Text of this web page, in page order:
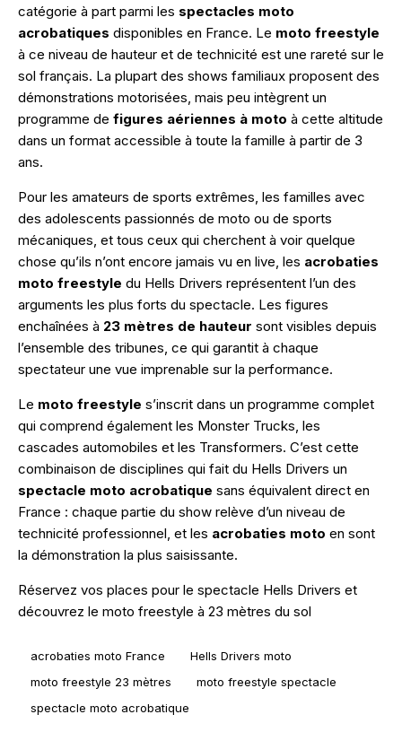
catégorie à part parmi les spectacles moto
acrobatiques disponibles en France. Le moto freestyle
à ce niveau de hauteur et de technicité est une rareté sur le
sol français. La plupart des shows familiaux proposent des
démonstrations motorisées, mais peu intègrent un
programme de figures aériennes à moto à cette altitude
dans un format accessible à toute la famille à partir de 3
ans.
Pour les amateurs de sports extrêmes, les familles avec
des adolescents passionnés de moto ou de sports
mécaniques, et tous ceux qui cherchent à voir quelque
chose qu’ils n’ont encore jamais vu en live, les acrobaties
moto freestyle du Hells Drivers représentent l’un des
arguments les plus forts du spectacle. Les figures
enchaînées à 23 mètres de hauteur sont visibles depuis
l’ensemble des tribunes, ce qui garantit à chaque
spectateur une vue imprenable sur la performance.
Le moto freestyle s’inscrit dans un programme complet
qui comprend également les Monster Trucks, les
cascades automobiles et les Transformers. C’est cette
combinaison de disciplines qui fait du Hells Drivers un
spectacle moto acrobatique sans équivalent direct en
France : chaque partie du show relève d’un niveau de
technicité professionnel, et les acrobaties moto en sont
la démonstration la plus saisissante.
Réservez vos places pour le spectacle Hells Drivers et
découvrez le moto freestyle à 23 mètres du sol
acrobaties moto France
Hells Drivers moto
moto freestyle 23 mètres
moto freestyle spectacle
spectacle moto acrobatique